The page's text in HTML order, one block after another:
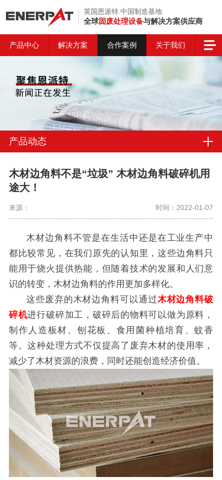
英国恩派特.中国制造基地
全球固废处理设备与解决方案供应商
产品中心 解决方案 合作案例 关于我们
产品动态
木材边角料不是“垃圾” 木材边角料破碎机用
途大！
来源： 时间：2022-01-07
木材边角料不管是在生活中还是在工业生产中
都比较常见，在我们原先的认知里，这些边角料只
能用于烧火提供热能，但随着技术的发展和人们意
识的转变，木材边角料的作用更加多样化。
这些废弃的木材边角料可以通过木材边角料破
碎机进行破碎加工，破碎后的物料可以做为原料，
制作人造板材、刨花板、食用菌种植培育、蚊香
等。这种处理方式不仅提高了废弃木材的使用率，
减少了木材资源的浪费，同时还能创造经济价值。